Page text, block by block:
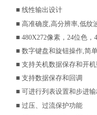
■ 线性输出设计
■ 高准确度,高分辨率,低纹
■ 480X272像素，24位色，
■ 数字键盘和旋钮操作,简
■ 支持关机数据保存和开
■ 支持数据保存和回调
■ 可进行列表设置和步进
■ 过压、过流保护功能